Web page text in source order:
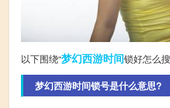
以下围绕“梦幻西游时间锁好怎么
梦幻西游时间锁号是什么意思?